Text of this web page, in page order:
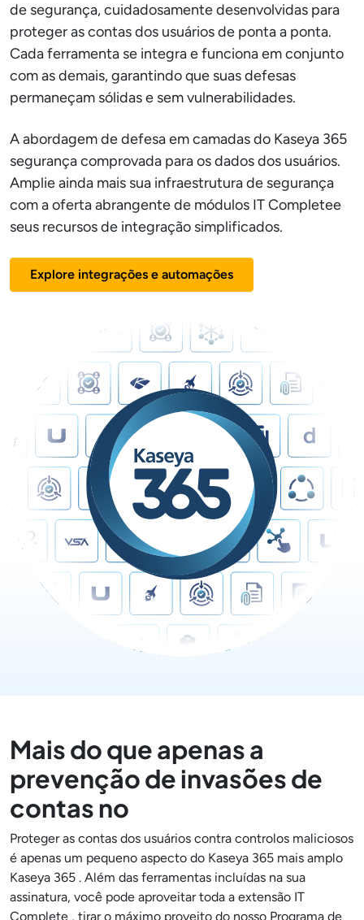
de segurança, cuidadosamente desenvolvidas para
proteger as contas dos usuários de ponta a ponta.
Cada ferramenta se integra e funciona em conjunto
com as demais, garantindo que suas defesas
permaneçam sólidas e sem vulnerabilidades.
A abordagem de defesa em camadas do Kaseya 365
segurança comprovada para os dados dos usuários.
Amplie ainda mais sua infraestrutura de segurança
com a oferta abrangente de módulos IT Completee
seus recursos de integração simplificados.
Explore integrações e automações
Mais do que apenas a
prevenção de invasões de
contas no
Proteger as contas dos usuários contra controlos maliciosos
é apenas um pequeno aspecto do Kaseya 365 mais amplo
Kaseya 365 . Além das ferramentas incluídas na sua
assinatura, você pode aproveitar toda a extensão IT
Complete , tirar o máximo proveito do nosso Programa de